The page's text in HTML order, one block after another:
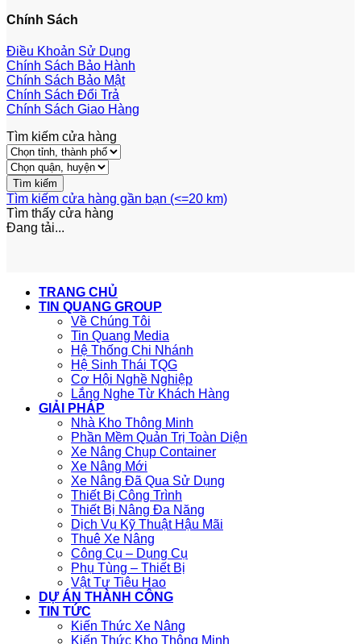
Chính Sách
Điều Khoản Sử Dụng
Chính Sách Bảo Hành
Chính Sách Bảo Mật
Chính Sách Đổi Trả
Chính Sách Giao Hàng
Tìm kiếm cửa hàng
Tìm kiếm cửa hàng gần bạn (<=20 km)
Tìm thấy cửa hàng
Đang tải...
TRANG CHỦ
TIN QUANG GROUP
Về Chúng Tôi
Tin Quang Media
Hệ Thống Chi Nhánh
Hệ Sinh Thái TQG
Cơ Hội Nghề Nghiệp
Lắng Nghe Từ Khách Hàng
GIẢI PHÁP
Nhà Kho Thông Minh
Phần Mềm Quản Trị Toàn Diện
Xe Nâng Chụp Container
Xe Nâng Mới
Xe Nâng Đã Qua Sử Dụng
Thiết Bị Công Trình
Thiết Bị Nâng Đa Năng
Dịch Vụ Kỹ Thuật Hậu Mãi
Thuê Xe Nâng
Công Cụ – Dụng Cụ
Phụ Tùng – Thiết Bị
Vật Tư Tiêu Hao
DỰ ÁN THÀNH CÔNG
TIN TỨC
Kiến Thức Xe Nâng
Kiến Thức Kho Thông Minh